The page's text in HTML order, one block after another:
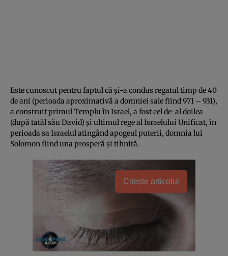
Este cunoscut pentru faptul că și-a condus regatul timp de 40
de ani (perioada aproximativă a domniei sale fiind 971 – 931),
a construit primul Templu în Israel, a fost cel de-al doilea
(după tatăl său David) și ultimul rege al Israelului Unificat, în
perioada sa Israelul atingând apogeul puterii, domnia lui
Solomon fiind una prosperă și tihnită.
Citește articolul